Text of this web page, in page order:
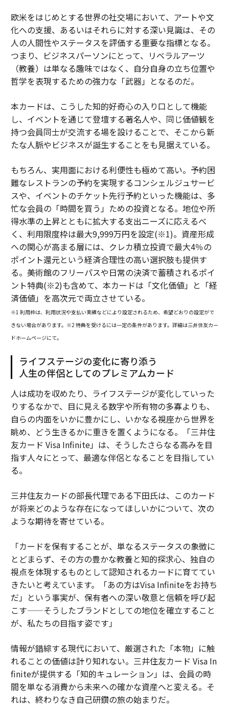
欧米をはじめとする世界の社交場において、アートや文
化への支援、あるいはそれらに対する深い見識は、その
人の人間性やステータスを評価する重要な指標となる。
つまり、ビジネスパーソンにとって、リベラルアーツ
（教養）は単なる趣味ではなく、自分自身の立ち位置や
哲学を表現するための強力な「武器」となるのだ。
本カードは、こうした知的好奇心の入り口として機能
し、イベントを通じて登壇する著名人や、同じ価値観を
持つ会員同士が交流する場を設けることで、そこから新
たな人脈やビジネスが誕生することをも見据えている。
もちろん、実用面における利便性も極めて高い。予約困
難なレストランの予約を実現するコンシェルジュサービ
スや、イベントのチケット先行予約といった機能は、多
忙な会員の「時間を買う」ための投資となる。地位や所
得水準の上昇とともに拡大する支出ニーズに応えるべ
く、利用限度枠は最大9,999万円を設定(※1)。資産形成
への関心が高まる層には、クレカ積立投資で最大4％の
ポイント還元という経済合理性の高い選択肢も提供す
る。美術館のフリーパスや日常の決済で蓄積されるポイ
ント特典(※2)も含めて、本カードは「文化価値」と「経
済価値」を高次元で両立させている。
※1 利用枠は、利用状況や支払い実績などにより設定されるため、希望どおりの設定がで
きない場合があります。※2 特典を受けるには一定の条件があります。詳細は三井住友カー
ドホームページにて。
ライフステージの変化に寄り添う
人生の伴侶としてのプレミアムカード
人は成功を収めたり、ライフステージが変化していった
りするなかで、目に見える数字や所有物の多寡よりも、
自らの内面をいかに豊かにし、いかなる視座から世界を
眺め、どう生きるかに重きを置くようになる。「三井住
友カード Visa Infinite」は、そうしたさらなる高みを目
指す人々にとって、最適な伴侶となることを目指してい
る。
三井住友カードの部長代理である下田氏は、このカード
が将来どのような存在になってほしいかについて、次の
ような期待を寄せている。
「カードを保有することが、単なるステータスの象徴に
とどまらず、その方の豊かな教養と知的探求心、独自の
視点を体現するものとして認知されるカードに育ててい
きたいと考えています。「あの方はVisa Infiniteをお持ち
だ」という事実が、保有者への深い敬意と信頼を呼び起
こす——そうしたブランドとしての地位を確立すること
が、私たちの目指す姿です」
情報が錯綜する現代において、厳選された「本物」に触
れることの価値は計り知れない。三井住友カード Visa In
finiteが提供する「知的キュレーション」は、会員の時
間を単なる消費から未来への確かな資産へと変える。そ
れは、終わりなき自己研鑽の旅の始まりだ。